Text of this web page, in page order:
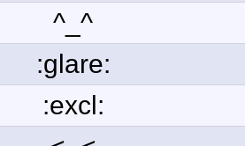
^_^
:glare:
:excl: